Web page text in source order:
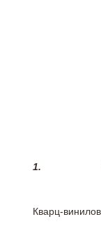
1.
Кварц-